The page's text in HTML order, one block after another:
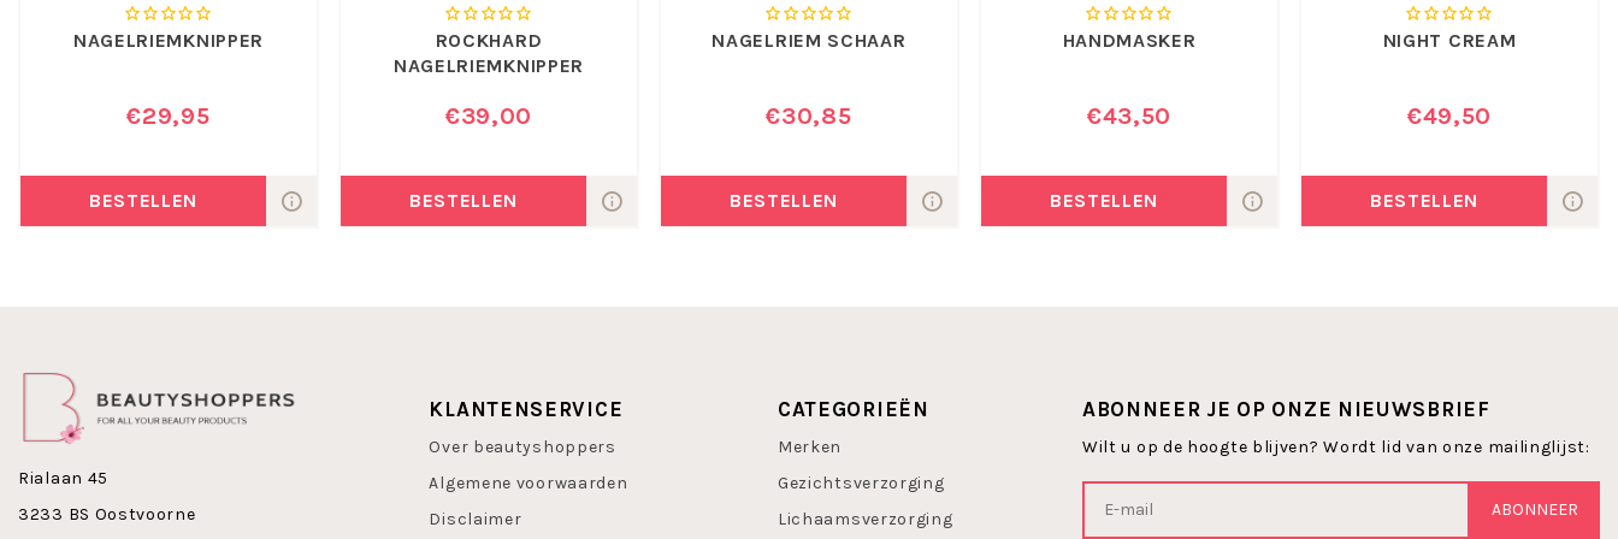
NAGELRIEMKNIPPER
€29,95
BESTELLEN
ROCKHARD
NAGELRIEMKNIPPER
€39,00
BESTELLEN
NAGELRIEM SCHAAR
€30,85
BESTELLEN
HANDMASKER
€43,50
BESTELLEN
NIGHT CREAM
€49,50
BESTELLEN
Rialaan 45
3233 BS Oostvoorne
KLANTENSERVICE
Over beautyshoppers
Algemene voorwaarden
Disclaimer
CATEGORIEËN
Merken
Gezichtsverzorging
Lichaamsverzorging
ABONNEER JE OP ONZE NIEUWSBRIEF
Wilt u op de hoogte blijven? Wordt lid van onze mailinglijst:
ABONNEER